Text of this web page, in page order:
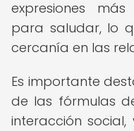
expresiones
para saludar, lo
cercanía en las
Es importante
de las fórmulas
interacción